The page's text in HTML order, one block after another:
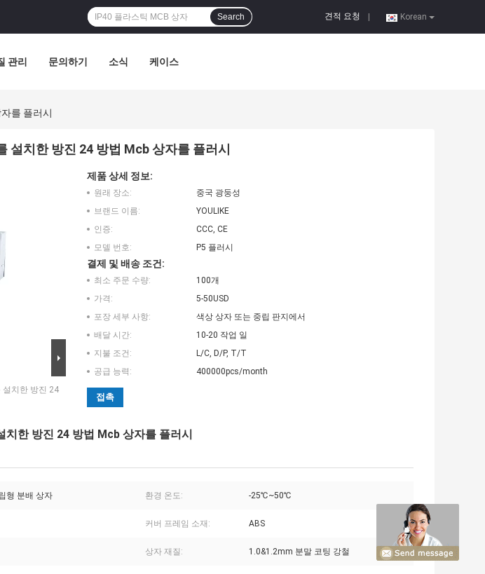
Korean
견적 요청
Search
관리 문의하기 소식 케이스
를 플러시
설치한 방진 24 방법 Mcb 상자를 플러시
설치한 방진 24
제품 상세 정보:
원래 장소:
중국 광둥성
브랜드 이름:
YOULIKE
인증:
CCC, CE
모델 번호:
P5 플러시
결제 및 배송 조건:
최소 주문 수량:
100개
가격:
5-50USD
포장 세부 사항:
색상 상자 또는 중립 판지에서
배달 시간:
10-20 작업 일
지불 조건:
L/C, D/P, T/T
공급 능력:
400000pcs/month
접촉
한 방진 24 방법 Mcb 상자를 플러시
형 분배 상자 환경 온도: -25℃~50℃
커버 프레임 소재: ABS
상자 재질: 1.0&1.2mm 분말 코팅 강철